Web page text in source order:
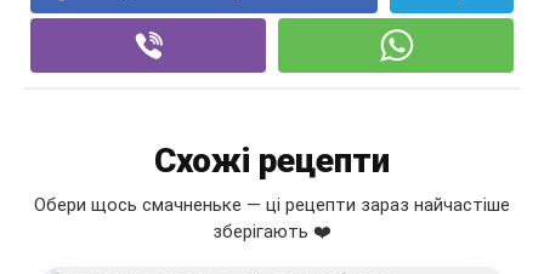
Схожі рецепти
Обери щось смачненьке — ці рецепти зараз найчастіше
зберігають ❤️